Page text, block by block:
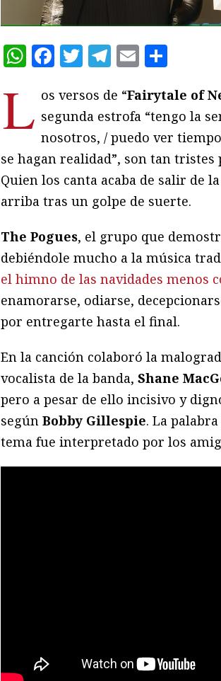
WhatsApp
Facebook
Twitter
Telegram
Email
L os versos de “Fairytale of
segunda estrofa “tengo la
nosotros, / puedo ver
se hagan realidad”, son tan
Quien los canta acaba de salir de
arriba tras un golpe de suerte.
The Pogues, el grupo que
debiéndole mucho a la música
el himno de las navidades menos
enamorarse, odiarse,
por entregarte hasta el final.
En la canción colaboró la
vocalista de la banda, Shane
pero a pesar de ello incisivo y
según Bobby Gillespie. La
tema fue interpretado por los